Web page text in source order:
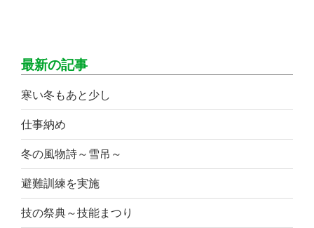
最新の記事
寒い冬もあと少し
仕事納め
冬の風物詩～雪吊～
避難訓練を実施
技の祭典～技能まつり